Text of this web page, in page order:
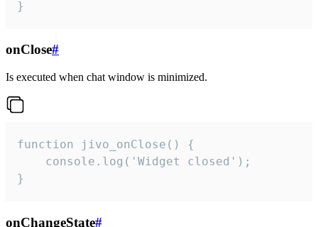
}
onClose#
Is executed when chat window is minimized.
function jivo_onClose() {
    console.log('Widget closed');
}
onChangeState#